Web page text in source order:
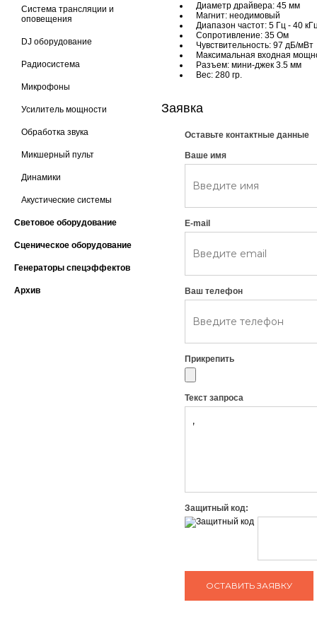
Система трансляции и
оповещения
DJ оборудование
Радиосистема
Микрофоны
Усилитель мощности
Обработка звука
Микшерный пульт
Динамики
Акустические системы
Световое оборудование
Сценическое оборудование
Генераторы спецэффектов
Архив
Диаметр драйвера: 45 мм
Магнит: неодимовый
Диапазон частот: 5 Гц - 40
Сопротивление: 35 Ом
Чувствительность: 97 дБ/мВт
Максимальная входная
Разъем: мини-джек 3.5 мм
Вес: 280 гр.
Заявка
Оставьте контактные данные
Ваше имя
E-mail
Ваш телефон
Прикрепить
Текст запроса
Защитный код: